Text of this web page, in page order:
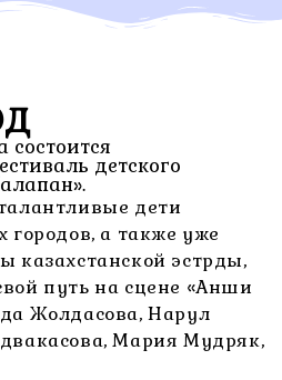
состоится
детского
дети
городов, а также уже
казахстанской эстрды,
путь на сцене «Анши
Жолдасова, Нарул
Мария Мудряк,